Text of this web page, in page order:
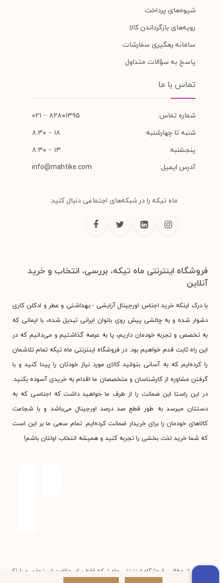
شیوه‌های پرداخت
رویه‌های بازگرداندن کالا
سامانه رهگیری سفارشات
پاسخ به سؤالات متداول
تماس با ما
شماره تماس:
۸۲۸۰۱۳۹۵ − ۰۲۱
شنبه تا چهارشنبه:
۱۸ − ۸:۳۰
پنجشنبه:
۱۳ − ۸:۳۰
آدرس ایمیل:
info@mahtike.com
ماه تیکه را در شبکه‌های اجتماعی دنبال کنید:
فروشگاه اینترنتی ماه تیکه، بررسی، انتخاب و خرید
آنلاین
با درک اینکه خرید اجناس اورجینال آرایشی - بهداشتی و عطر و ادکلن کاری
دشوار شده و به چالشی پیش روی بانوان ایرانی تبدیل شده، با ایمانی که
به تخصص و تجربه خودمان داریم، پا به عرصه گذاشتیم و می‌دانیم که در
این راه ثابت قدم خواهیم بود. در فروشگاه اینترنتی ماه تیکه تمام تلاشمان
را کرده‌ایم که به آسانی بتوانید کالای مورد نیاز خودتان را پیدا کنید و با
گرفتن مشاوره از کارشناسان و متخصصان ما اقدام به خریدی آسوده بکنید.
در این راستا این ضمانت را از طرف ما خواهید داشت که اجناسی که به
دستتان میرسد به طور قطع صد درصد اورجینال می‌باشد و با شجاعت
کالاهای خودمان را برای خریدار ضمانت کرده‌ایم. تمام سعی ما بر این است
که شما خرید لذت بخشی را تجربه کنید و همیشه انتخاب اولتان باشم!
استفاده از مطالب فروشگاه اینترنتی ماه تیکه فقط برای مقاصد غیرتجاری و با ذکر
منبع بلامانع است. کلیه حقوق این سایت متعلق به فروشگاه آنلاین ماه تیکه